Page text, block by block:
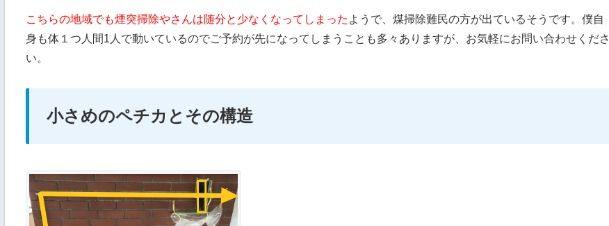
こちらの地域でも煙突掃除やさんは随分と少なくなってしまった ようで、煤掃除難民の方が出ているそうです。僕自
身も体１つ人間1人で動いているのでご予約が先になってしまうことも多々ありますが、お気軽にお問い合わせくださ
い。
小さめのペチカとその構造